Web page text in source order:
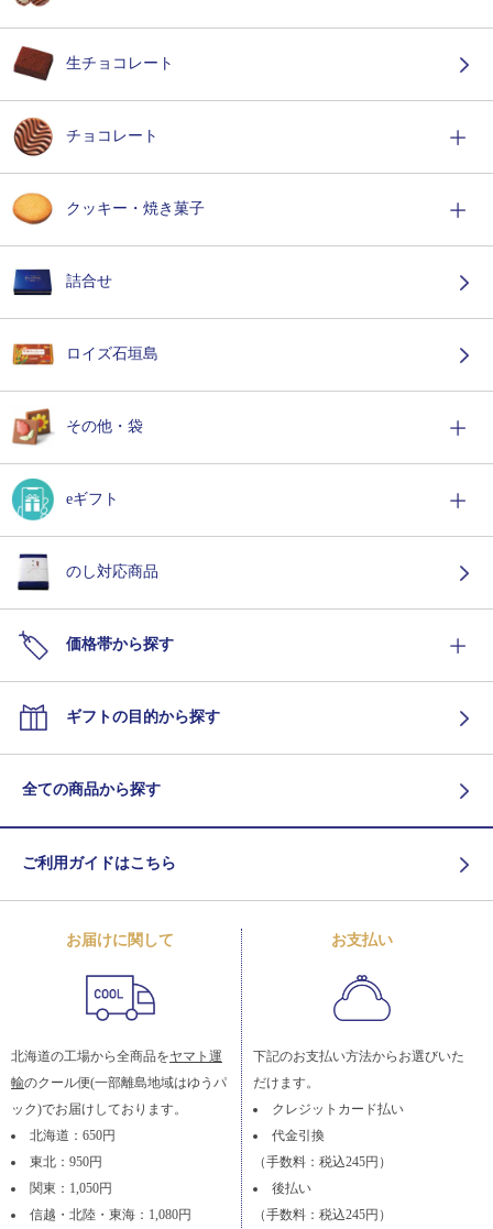
生チョコレート
チョコレート
クッキー・焼き菓子
詰合せ
ロイズ石垣島
その他・袋
eギフト
のし対応商品
価格帯から探す
ギフトの目的から探す
全ての商品から探す
ご利用ガイドはこちら
お届けに関して
北海道の工場から全商品をヤマト運
輸のクール便(一部離島地域はゆうパ
ック)でお届けしております。
北海道：650円
東北：950円
関東：1,050円
信越・北陸・東海：1,080円
お支払い
下記のお支払い方法からお選びいた
だけます。
クレジットカード払い
代金引換
（手数料：税込245円）
後払い
（手数料：税込245円）